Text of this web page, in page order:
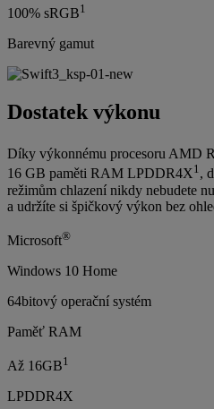
100% sRGB1
Barevný gamut
Dostatek výkonu
Díky výkonnému procesoru AMD
16 GB paměti RAM LPDDR4X1,
režimům chlazení nikdy nebudete
a udržíte si špičkový výkon bez
Microsoft®
Windows 10 Home
64bitový operační systém
Paměť RAM
Až 16GB1
LPDDR4X